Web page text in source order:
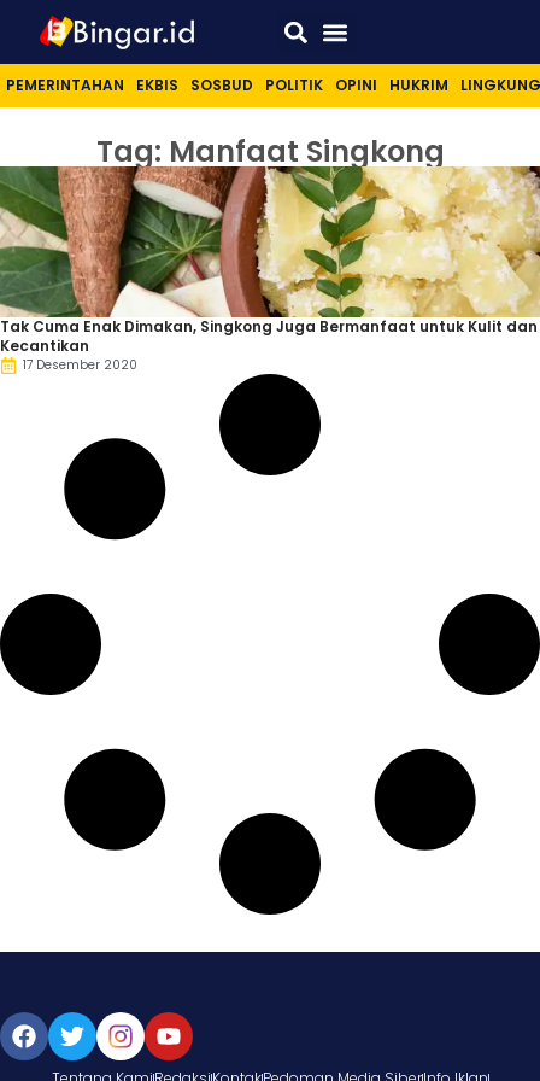
PEMERINTAHAN EKBIS SOSBUD POLITIK OPINI HUKRIM
Tag: Manfaat Singkong
Tak Cuma Enak Dimakan, Singkong Juga Bermanfaat untuk Kulit dan
Kecantikan
17 Desember 2020